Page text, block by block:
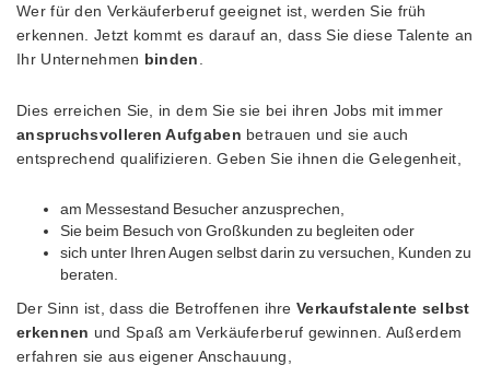
Wer für den Verkäuferberuf geeignet ist, werden Sie früh
erkennen. Jetzt kommt es darauf an, dass Sie diese Talente an
Ihr Unternehmen binden
Dies erreichen Sie, in dem Sie sie bei ihren Jobs mit immer
anspruchsvolleren Aufgaben betrauen und sie auch
entsprechend qualifizieren. Geben Sie ihnen die Gelegenheit,
am Messestand Besucher anzusprechen,
Sie beim Besuch von Großkunden zu begleiten oder
sich unter Ihren Augen selbst darin zu versuchen, Kunden zu
beraten.
Der Sinn ist, dass die Betroffenen ihre Verkaufstalente selbst
erkennen und Spaß am Verkäuferberuf gewinnen. Außerdem
erfahren sie aus eigener Anschauung,